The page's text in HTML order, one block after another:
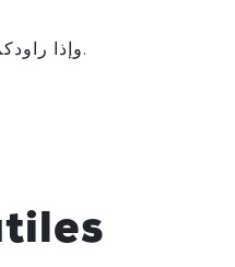
وإذا راودكم أدنى شك حول أية رسالة مشبوهة، يرجى الإبلاغ عنها عبر قنواتنا المعتادة أو الاتصال بوكالتكم.